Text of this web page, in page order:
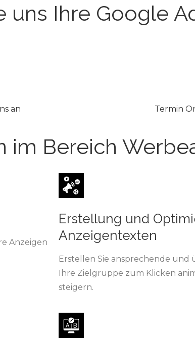
uns Ihre Google
an Termin
im Bereich
Anzeigen
Erstellung und
Anzeigentexten
Erstellen Sie ansprechende
Ihre Zielgruppe zum Klicken
steigern.